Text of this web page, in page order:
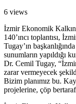
6 views
İzmir Ekonomik
140’ıncı toplantısı,
Tugay’ın
sunumların yapıldığı
Dr. Cemil Tugay,
zarar vermeyecek
Bizim planımız bu.
projelerine, çöp